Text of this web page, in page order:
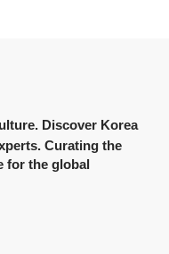
Discover Korea
Curating the
for the global